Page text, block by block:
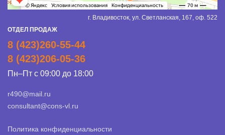
г. Владивосток, ул. Светланская, 167, оф. 522
ОТДЕЛ ПРОДАЖ
8 (423)260-55-44
8 (423)206-05-36
Пн–Пт с 09:00 до 18:00
r490@mail.ru
consultant@cons-vl.ru
Политика конфиденциальности